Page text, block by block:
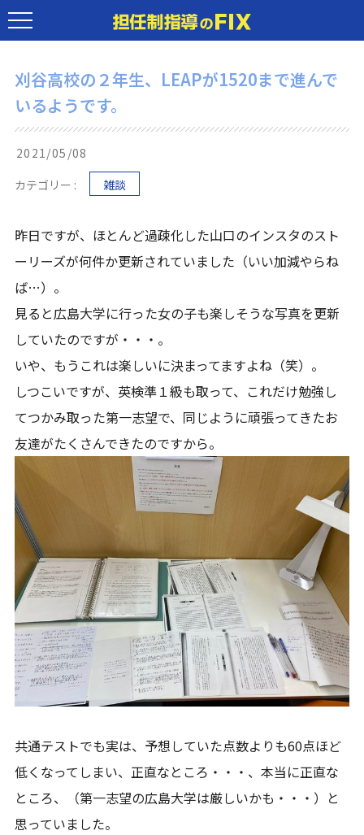
刈谷高校の２年生、LEAPが1520まで進んで
いるようです。
2021/05/08
カテゴリー :
雑談
昨日ですが、ほとんど過疎化した山口のインスタのスト
ーリーズが何件か更新されていました（いい加減やらね
ば…）。
見ると広島大学に行った女の子も楽しそうな写真を更新
していたのですが・・・。
いや、もうこれは楽しいに決まってますよね（笑）。
しつこいですが、英検準１級も取って、これだけ勉強し
てつかみ取った第一志望で、同じように頑張ってきたお
友達がたくさんできたのですから。
共通テストでも実は、予想していた点数よりも60点ほど
低くなってしまい、正直なところ・・・、本当に正直な
ところ、（第一志望の広島大学は厳しいかも・・・）と
思っていました。